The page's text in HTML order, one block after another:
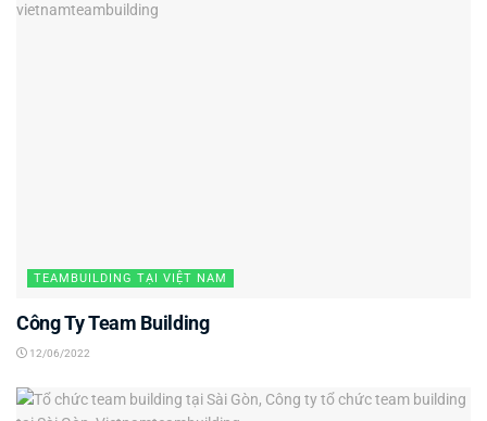
TEAMBUILDING TẠI VIỆT NAM
Công Ty Team Building
12/06/2022